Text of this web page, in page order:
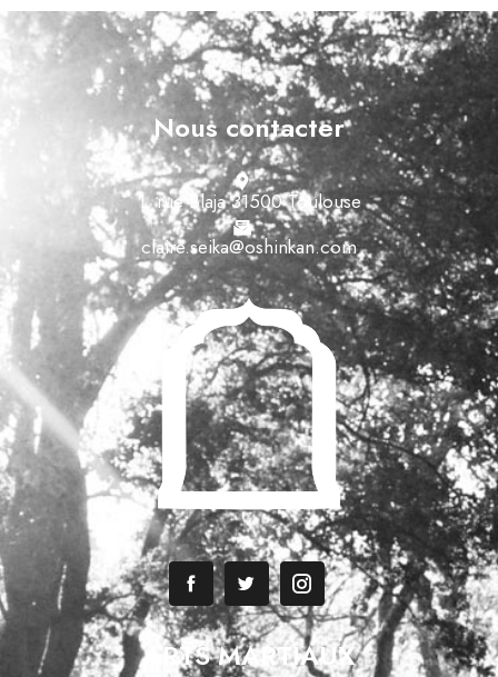
Nous contacter
1, rue Blaja 31500 Toulouse
claire.seika@oshinkan.com
ARTS MARTIAUX